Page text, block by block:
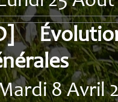
8 Avril